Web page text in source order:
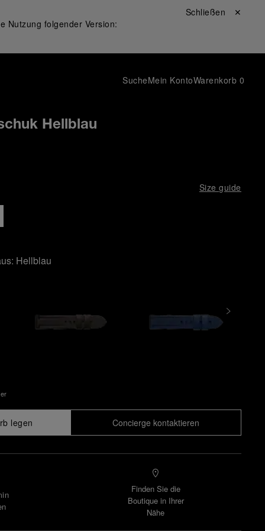
Nutzung folgender Version:
Schließen ✕
SucheMein KontoWarenkorb 0
Hellblau
Size guide
Hellblau
legen Concierge kontaktieren
Finden Sie die
Boutique in Ihrer
Nähe